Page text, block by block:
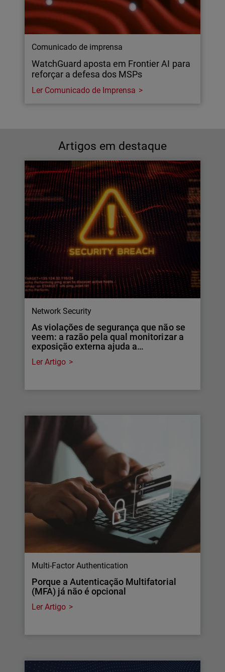
Comunicado de imprensa
WatchGuard aposta em Frontier AI para
reforçar a defesa dos MSPs
Ler Comunicado de Imprensa
Artigos em destaque
Network Security
As violações de segurança que não se
veem: a razão pela qual monitorizar a
exposição externa ajuda a…
Ler Artigo
Multi-Factor Authentication
Porque a Autenticação Multifatorial
(MFA) já não é opcional
Ler Artigo